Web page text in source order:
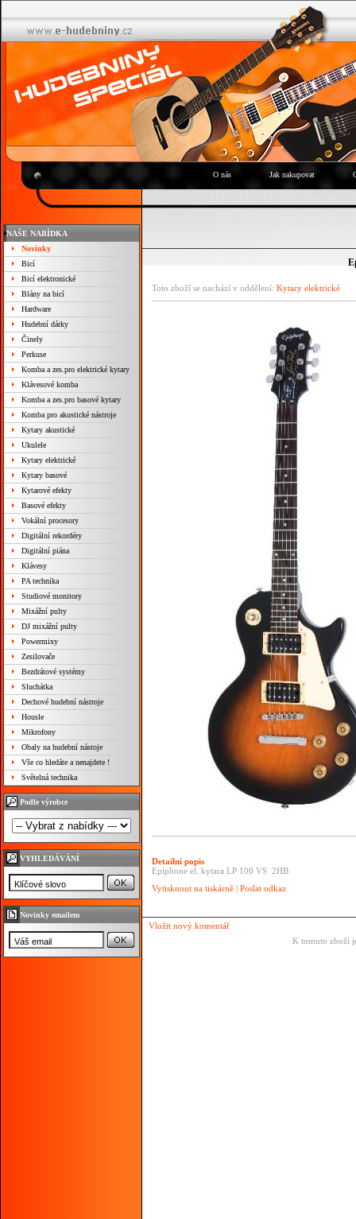
O nás Jak nakupovat
NAŠE NABÍDKA
Novinky
Bicí
Bicí elektronické
Blány na bicí
Hardware
Hudební dárky
Činely
Perkuse
Komba a zes.pro elektrické kytary
Klávesové komba
Komba a zes.pro basové kytary
Komba pro akustické nástroje
Kytary akustické
Ukulele
Kytary elektrické
Kytary basové
Kytarové efekty
Basové efekty
Vokální procesory
Digitální rekordéry
Digitální piána
Klávesy
PA technika
Studiové monitory
Mixážní pulty
DJ mixážní pulty
Powermixy
Zesilovače
Bezdrátové systémy
Sluchátka
Dechové hudební nástroje
Housle
Mikrofony
Obaly na hudební nástoje
Vše co hledáte a nenajdete !
Světelná technika
Podle výrobce
VYHLEDÁVÁNÍ
Novinky emailem
Toto zboží se nachází v oddělení: Kytary elektrické
Detailní popis
Epiphone el. kytara LP 100 VS 2HB
Vytisknout na tiskárně | Poslat odkaz
Vložit nový komentář
K tomuto zboží